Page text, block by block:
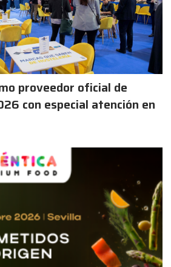
proveedor oficial de
con especial atención en